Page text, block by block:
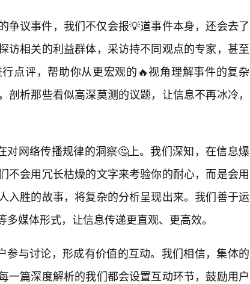
争议事件，我们不仅会报💡道事件本身，还会去了
访相关的利益群体，采访持不同观点的专家，甚至
点评，帮助你从更宏观的🔥视角理解事件的复杂
析那些看似高深莫测的议题，让信息不再冰冷，
对网络传播规律的洞察🤔上。我们深知，在信息爆
不会用冗长枯燥的文字来考验你的耐心，而是会用
入胜的故事，将复杂的分析呈现出来。我们善于运
媒体形式，让信息传递更直观、更高效。
参与讨论，形成有价值的互动。我们相信，集体的
一篇深度解析的我们都会设置互动环节，鼓励用户